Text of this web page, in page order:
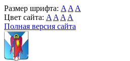
Размер шрифта: A A A
Цвет сайта: A A A A
Полная версия сайта